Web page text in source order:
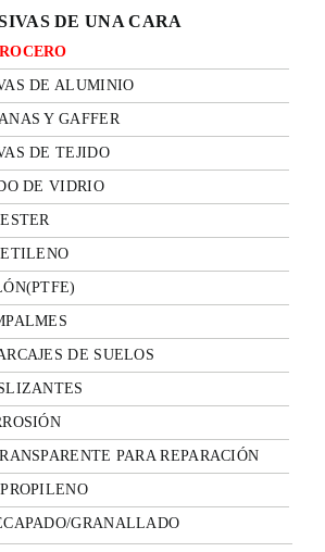
DE UNA CARA
DE ALUMINIO
Y GAFFER
DE TEJIDO
DE VIDRIO
DE SUELOS
PARA REPARACIÓN
GRANALLADO